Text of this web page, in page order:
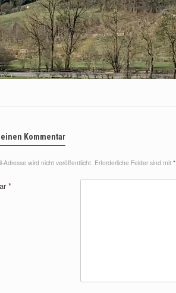
Kommentar
Adresse wird nicht veröffentlicht. Erforderliche Felder sind mit *
*